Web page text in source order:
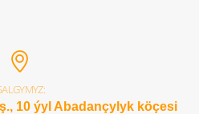
10 ýyl Abadançylyk köçesi